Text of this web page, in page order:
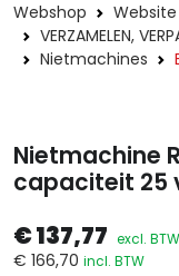
Webshop
Website
VERZAMELEN,
Nietmachines
Nietmachine
capaciteit 25
€ 137,77 excl. BTW
€ 166,70 incl. BTW